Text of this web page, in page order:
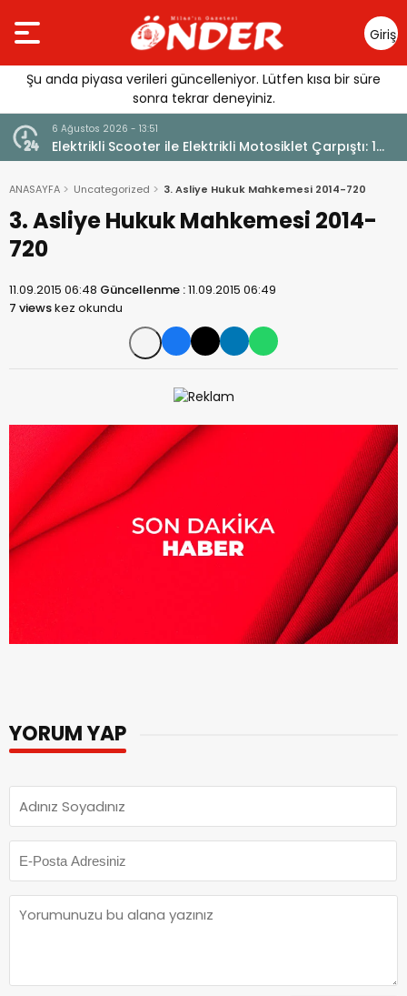
Giriş
Yap
Şu anda piyasa verileri güncelleniyor. Lütfen kısa bir süre
sonra tekrar deneyiniz.
6 Ağustos 2026 - 13:51
Elektrikli Scooter ile Elektrikli Motosiklet Çarpıştı: 1
Yaralı
ANASAYFA Uncategorized 3. Asliye Hukuk Mahkemesi 2014-720
3. Asliye Hukuk Mahkemesi 2014-
720
11.09.2015 06:48 Güncellenme :11.09.2015 06:49
7 viewskez okundu
YORUM YAP